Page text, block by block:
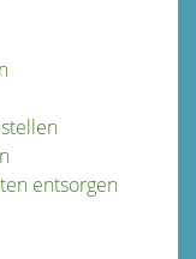
entsorgen